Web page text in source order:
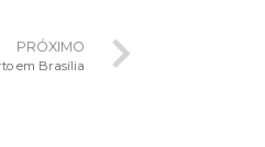
PRÓXIMO
em Brasília